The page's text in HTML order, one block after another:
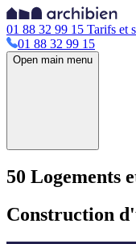
01 88 32 99 15 Tarifs et
01 88 32 99 15
Open main menu
50 Logements
Construction